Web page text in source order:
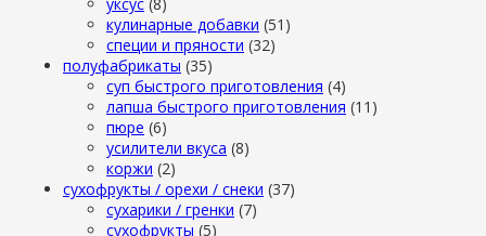
кулинарные добавки (51)
специи и пряности (32)
полуфабрикаты (35)
суп быстрого приготовления (4)
лапша быстрого приготовления (11)
пюре (6)
усилители вкуса (8)
коржи (2)
сухофрукты / орехи / снеки (37)
сухарики / гренки (7)
сухофрукты (5)